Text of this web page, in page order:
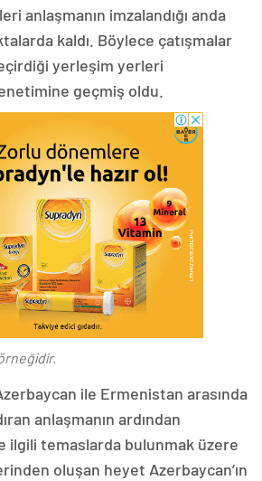
anlaşmanın imzalandığı anda
kaldı. Böylece çatışmalar
yerleşim yerleri
geçmiş oldu.
ile Ermenistan arasında
anlaşmanın ardından
ilgili temaslarda bulunmak üzere
oluşan heyet Azerbaycan’ın